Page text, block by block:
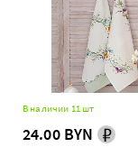
В наличии 11 шт
24.00 BYN